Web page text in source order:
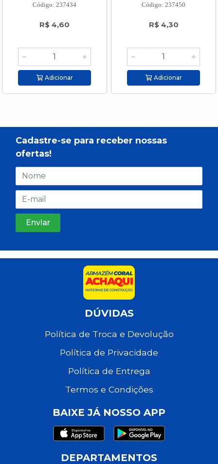
Código: 237434
R$ 4,60
Adicionar
Código: 237450
R$ 4,30
Adicionar
Cadastre-se para receber nossas
ofertas!
DÚVIDAS
Política de Troca e Devolução
Política de Privacidade
Política de Entrega
Termos e Condições
BAIXE JÁ NOSSO APP
DEPARTAMENTOS